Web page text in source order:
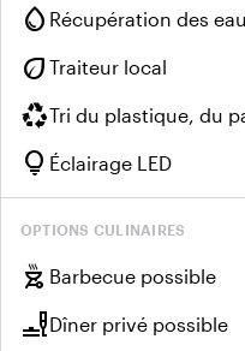
water_drop Récupération des
eco Traiteur local
recyclingTri du plastique, du
lightbulb Éclairage LED
OPTIONS CULINAIRES
outdoor_grill Barbecue possible
brunch_diningDîner privé possible